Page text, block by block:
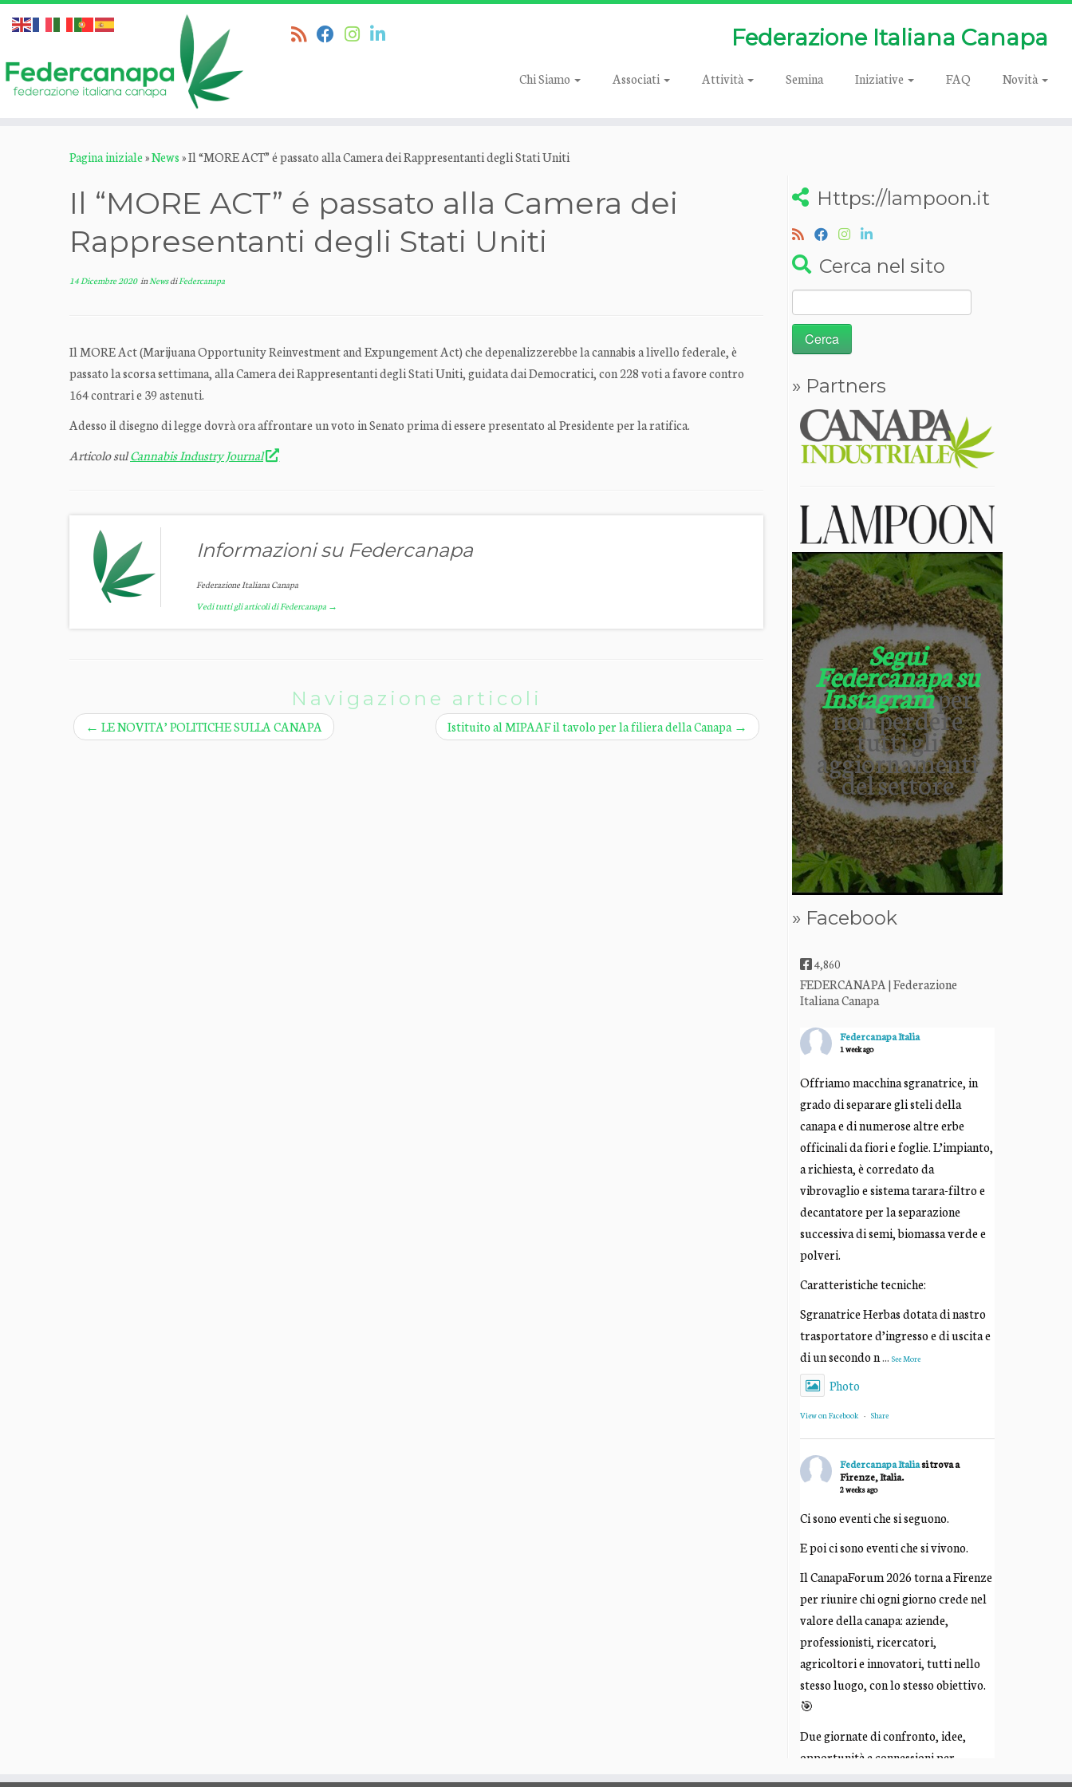
Federazione Italiana Canapa
Chi Siamo Associati Attività Semina Iniziative FAQ Novità
Pagina iniziale»News»Il “MORE ACT” é passato alla Camera dei Rappresentanti degli Stati Uniti
Il “MORE ACT” é passato alla Camera dei
Rappresentanti degli Stati Uniti
14 Dicembre 2020inNewsdiFedercanapa
Il MORE Act (Marijuana Opportunity Reinvestment and Expungement Act) che depenalizzerebbe la cannabis a livello federale, è
passato la scorsa settimana, alla Camera dei Rappresentanti degli Stati Uniti, guidata dai Democratici, con 228 voti a favore contro
164 contrari e 39 astenuti.
Adesso il disegno di legge dovrà ora affrontare un voto in Senato prima di essere presentato al Presidente per la ratifica.
Articolo sulCannabis Industry Journal
Informazioni su Federcanapa
Federazione Italiana Canapa
Vedi tutti gli articoli di Federcanapa →
Navigazione articoli
← LE NOVITA’ POLITICHE SULLA CANAPA Istituito al MIPAAF il tavolo per la filiera della Canapa →
Https://lampoon.it
Cerca nel sito
per:
» Partners
Segui
Federcanapa su
Instagramper
non perdere
tutti gli
aggiornamenti
del settore
» Facebook
4,860
FEDERCANAPA | Federazione
Italiana Canapa
Federcanapa Italia
1 week ago
Offriamo macchina sgranatrice, in
grado di separare gli steli della
canapa e di numerose altre erbe
officinali da fiori e foglie. L’impianto,
a richiesta, è corredato da
vibrovaglio e sistema tarara-filtro e
decantatore per la separazione
successiva di semi, biomassa verde e
polveri.
Caratteristiche tecniche:
Sgranatrice Herbas dotata di nastro
trasportatore d’ingresso e di uscita e
di un secondo n... See More
Photo
View on Facebook · Share
Federcanapa Italiasi trova a
Firenze, Italia.
2 weeks ago
Ci sono eventi che si seguono.
E poi ci sono eventi che si vivono.
Il CanapaForum 2026 torna a Firenze
per riunire chi ogni giorno crede nel
valore della canapa: aziende,
professionisti, ricercatori,
agricoltori e innovatori, tutti nello
stesso luogo, con lo stesso obiettivo.
🎯
Due giornate di confronto, idee,
opportunità e connessioni per
costruire insieme il futuro di